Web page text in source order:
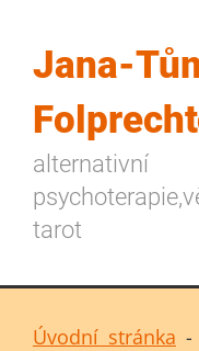
Jana-
alternativní
tarot
Úvodní stránka -